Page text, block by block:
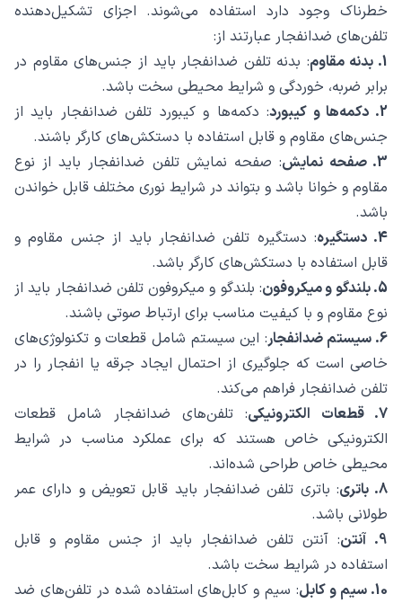
خطرناک وجود دارد استفاده می‌شوند. اجزای تشکیل‌دهنده
تلفن‌های ضدانفجار عبارتند از:
1. بدنه مقاوم
: بدنه تلفن ضدانفجار باید از جنس‌های مقاوم در
برابر ضربه، خوردگی و شرایط محیطی سخت باشد.
2. دکمه‌ها و کیبورد
: دکمه‌ها و کیبورد تلفن ضدانفجار باید از
جنس‌های مقاوم و قابل استفاده با دستکش‌های کارگر باشند.
3. صفحه نمایش
: صفحه نمایش تلفن ضدانفجار باید از نوع
مقاوم و خوانا باشد و بتواند در شرایط نوری مختلف قابل خواندن
باشد.
4. دستگیره
: دستگیره تلفن ضدانفجار باید از جنس مقاوم و
قابل استفاده با دستکش‌های کارگر باشد.
5. بلندگو و میکروفون
: بلندگو و میکروفون تلفن ضدانفجار باید از
نوع مقاوم و با کیفیت مناسب برای ارتباط صوتی باشند.
6. سیستم ضدانفجار
: این سیستم شامل قطعات و تکنولوژی‌های
خاصی است که جلوگیری از احتمال ایجاد جرقه یا انفجار را در
تلفن ضدانفجار فراهم می‌کند.
7. قطعات الکترونیکی
: تلفن‌های ضدانفجار شامل قطعات
الکترونیکی خاص هستند که برای عملکرد مناسب در شرایط
محیطی خاص طراحی شده‌اند.
8. باتری
: باتری تلفن ضدانفجار باید قابل تعویض و دارای عمر
طولانی باشد.
9. آنتن
: آنتن تلفن ضدانفجار باید از جنس مقاوم و قابل
استفاده در شرایط سخت باشد.
10. سیم و کابل
: سیم و کابل‌های استفاده شده در تلفن‌های ضد